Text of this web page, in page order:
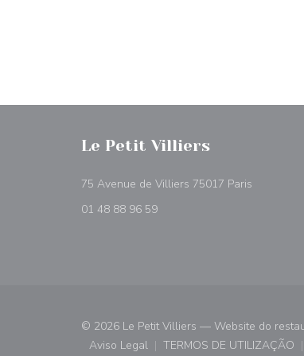
Le Petit Villiers
75 Avenue de Villiers 75017 Paris
01 48 88 96 59
© 2026 Le Petit Villiers — Website do
Aviso Legal
TERMOS DE UTILIZAÇÃO